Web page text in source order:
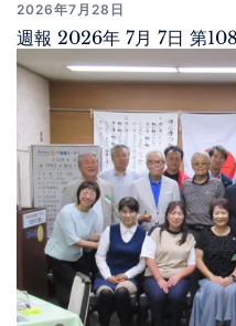
2026年7月28日
週報 2026年 7月 7日 第